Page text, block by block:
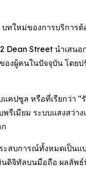
ทใหม่ของการบริการ
Dean Street นำเส
งผู้คนในปัจจุบัน โดย
ปซูล หรือที่เรียกว่า "
รีเมียม ระบบแสงสว่
ะสบการณ์ทั้งหมดเป็น
นดิจิทัลบนมือถือ ผลลั